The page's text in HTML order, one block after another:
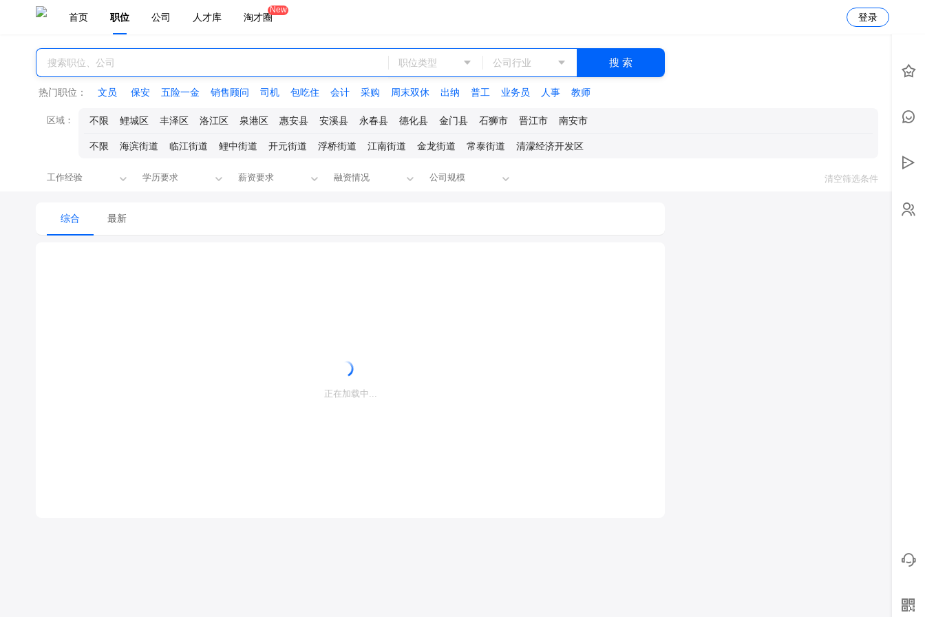
首页 职位 公司 人才库 淘才圈
New
登录
职位类型 公司行业 搜 索
热门职位： 文员 保安 五险一金 销售顾问 司机 包吃住 会计 采购 周末双休 出纳 普工 业务员 人事 教师
区域： 不限 鲤城区 丰泽区 洛江区 泉港区 惠安县 安溪县 永春县 德化县 金门县 石狮市 晋江市 南安市
不限 海滨街道 临江街道 鲤中街道 开元街道 浮桥街道 江南街道 金龙街道 常泰街道 清濛经济开发区
工作经验 学历要求 薪资要求 融资情况 公司规模 清空筛选条件
综合 最新
正在加载中...